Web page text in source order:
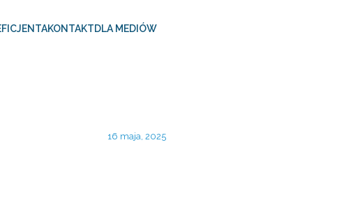
KONTAKTDLA MEDIÓW
16 maja, 2025